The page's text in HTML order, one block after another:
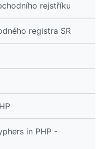
rejstříku
registra SR
in PHP -